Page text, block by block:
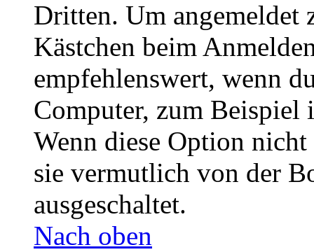
Dritten. Um angemeldet
Kästchen beim
empfehlenswert, wenn
Computer, zum Beispiel
Wenn diese Option
sie vermutlich von der
ausgeschaltet.
Nach oben